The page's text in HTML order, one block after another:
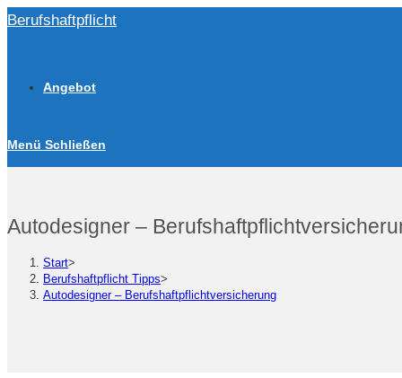
Zum
Berufshaftpflicht
Angebot
Menü Schließen
Autodesigner –
Start>
Berufshaftpflicht Tipps>
Autodesigner – Berufshaftpflichtversicherung